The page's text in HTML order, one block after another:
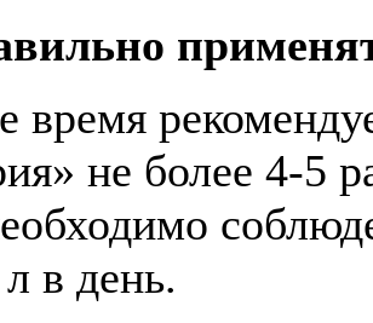
время
не более 4-5
в день.